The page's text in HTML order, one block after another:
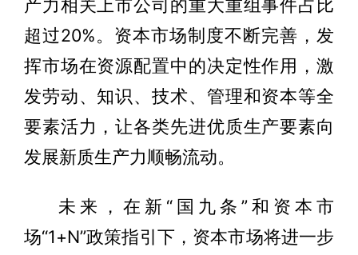
产力相关上市公司的重大重组事件占比
超过20%。资本市场制度不断完善，发
挥市场在资源配置中的决定性作用，激
发劳动、知识、技术、管理和资本等全
要素活力，让各类先进优质生产要素向
发展新质生产力顺畅流动。
未来，在新“国九条”和资本市
场“1+N”政策指引下，资本市场将进一步